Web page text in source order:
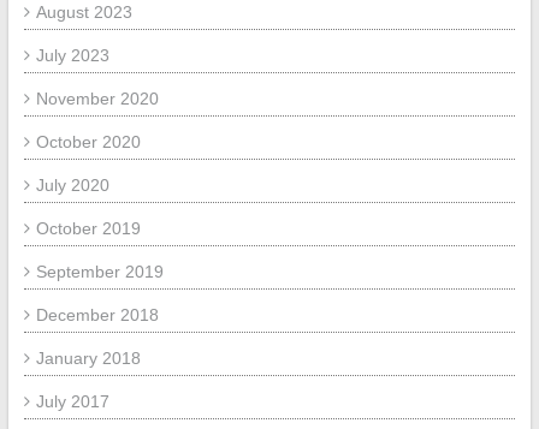
August 2023
July 2023
November 2020
October 2020
July 2020
October 2019
September 2019
December 2018
January 2018
July 2017